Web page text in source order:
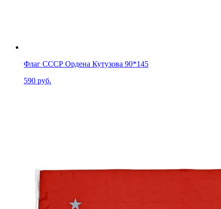
Флаг СССР Ордена Кутузова 90*145
590 руб.